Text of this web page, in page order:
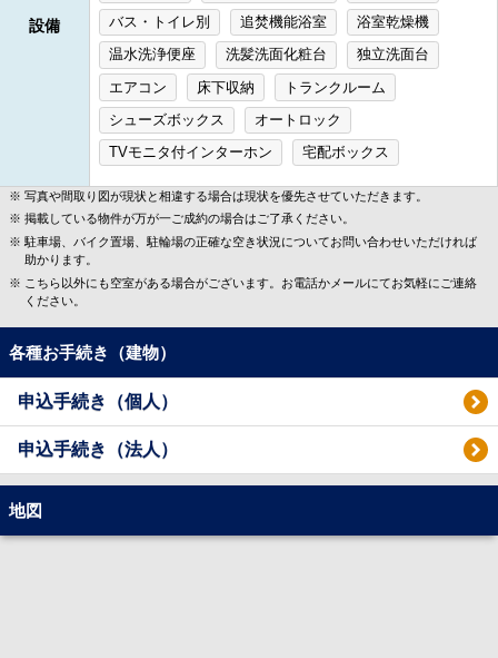
設備
バス・トイレ別
追焚機能浴室
浴室乾燥機
温水洗浄便座
洗髪洗面化粧台
独立洗面台
エアコン
床下収納
トランクルーム
シューズボックス
オートロック
TVモニタ付インターホン
宅配ボックス
写真や間取り図が現状と相違する場合は現状を優先させていただきます。
掲載している物件が万が一ご成約の場合はご了承ください。
駐車場、バイク置場、駐輪場の正確な空き状況についてお問い合わせいただければ
助かります。
こちら以外にも空室がある場合がございます。お電話かメールにてお気軽にご連絡
ください。
各種お手続き（建物）
申込手続き（個人）
申込手続き（法人）
地図